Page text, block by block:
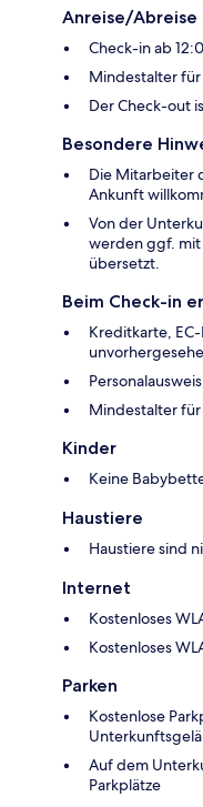
Anreise/Abreise
Check-in ab
Mindestalter für
Der Check-out
Besondere
Die Mitarbeiter
Ankunft
Von der
werden ggf. mit
übersetzt.
Beim Check-in
Kreditkarte,
Mindestalter für
Kinder
Keine
Haustiere
Haustiere sind
Internet
Kostenloses
Kostenloses
Parken
Kostenlose
Auf dem
Parkplätze